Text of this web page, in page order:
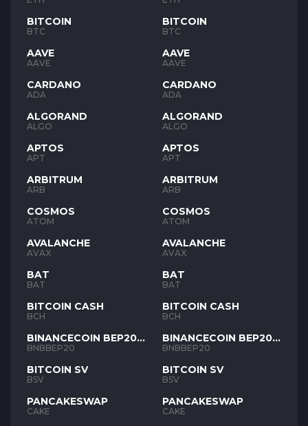
BITCOIN
BTC
AAVE
AAVE
CARDANO
ADA
ALGORAND
ALGO
APTOS
APT
ARBITRUM
ARB
COSMOS
ATOM
AVALANCHE
AVAX
BAT
BAT
BITCOIN CASH
BCH
BINANCECOIN BEP20
BNB
BNBBEP20
BITCOIN SV
BSV
PANCAKESWAP
CAKE
BITCOIN
BTC
AAVE
AAVE
CARDANO
ADA
ALGORAND
ALGO
APTOS
APT
ARBITRUM
ARB
COSMOS
ATOM
AVALANCHE
AVAX
BAT
BAT
BITCOIN CASH
BCH
BINANCECOIN BEP20
BNB
BNBBEP20
BITCOIN SV
BSV
PANCAKESWAP
CAKE